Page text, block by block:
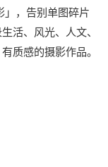
，告别单图碎片
活、风光、人文、
质感的摄影作品。